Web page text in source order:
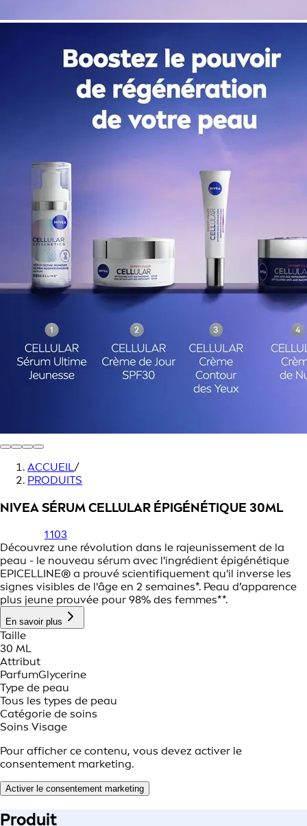
ACCUEIL/
PRODUITS
NIVEA SÉRUM CELLULAR ÉPIGÉNÉTIQUE 30ML
1 103
Découvrez une révolution dans le rajeunissement de la
peau - le nouveau sérum avec l'ingrédient épigénétique
EPICELLINE® a prouvé scientifiquement qu'il inverse les
signes visibles de l'âge en 2 semaines*. Peau d’apparence
plus jeune prouvée pour 98% des femmes**.
En savoir plus
Taille
30 ML
Attribut
ParfumGlycerine
Type de peau
Tous les types de peau
Catégorie de soins
Soins Visage
Pour afficher ce contenu, vous devez activer le
consentement marketing.
Activer le consentement marketing
Produit